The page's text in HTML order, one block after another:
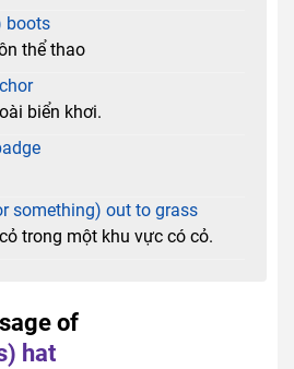
boots
thể thao
biển khơi.
something) out to grass
trong một khu vực có cỏ.
of
hat